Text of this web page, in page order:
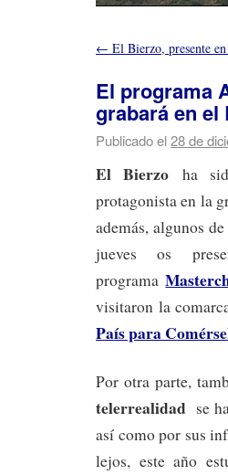
← El Bierzo, presente
El programa
grabará en el
Publicado el28 de
El Bierzo ha
protagonista en la
además, algunos
jueves os
programa
visitaron la
País para
Por otra parte,
telerrealidad se
así como por sus
lejos, este año